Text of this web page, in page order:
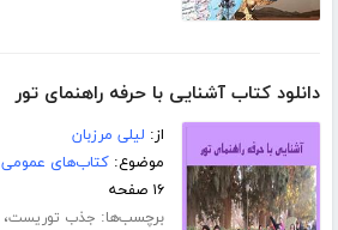
دانلود کتاب آشنایی با حرفه راهنمای تور
از: لیلی مرزبان
موضوع:کتاب‌های عمومی
۱۶ صفحه
برچسب‌ها: جذب توریست،